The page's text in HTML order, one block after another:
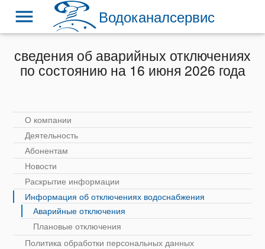
Водоканалсервис
menu
сведения об аварийных отключениях
по состоянию на 16 июня 2026 года
О компании
Деятельность
Абонентам
Новости
Раскрытие информации
Информация об отключениях водоснабжения
Аварийные отключения
Плановые отключения
Политика обработки персональных данных